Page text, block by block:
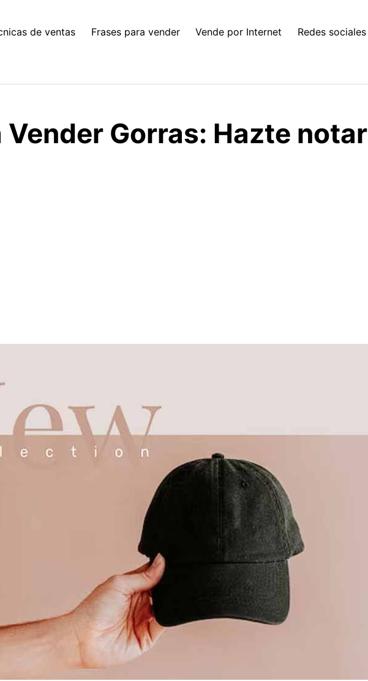
de ventas Frases para vender Vende por Internet Redes sociales
Vender Gorras: Hazte notar